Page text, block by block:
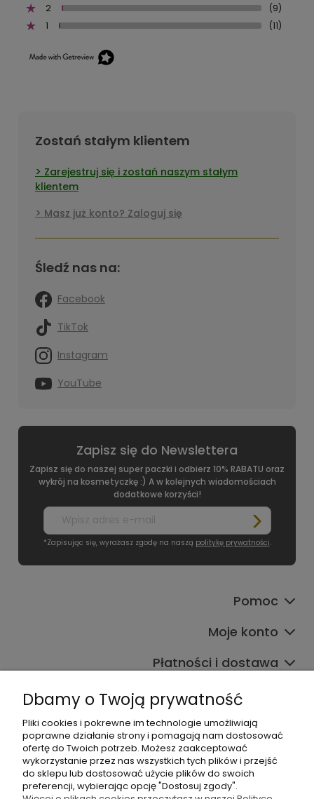
2 (9)
1 (11)
Zostań stałym klientem
Zarejestruj się i zostań naszym stałym
klientem
Masz już konto? Zaloguj się
Śledź nas na:
Facebook
TikTok
Instagram
YouTube
Zapisz się do Newslettera
Zapisz się do naszej super paczki i odbierz 10% RABATU oraz
wykrój na kosmetyczkę :) A w kolejnych wiadomościach
dodatkowe korzyści!
*Zapisując się, wyrażasz zgodę na naszą politykę prywatności.
Pomoc
Moje konto
Płatności i dostawa
Informacje
O nas
Dbamy o Twoją prywatność
Pliki cookies i pokrewne im technologie umożliwiają
poprawne działanie strony i pomagają nam dostosować
ofertę do Twoich potrzeb. Możesz zaakceptować
wykorzystanie przez nas wszystkich tych plików i przejść
do sklepu lub dostosować użycie plików do swoich
preferencji, wybierając opcję "Dostosuj zgody".